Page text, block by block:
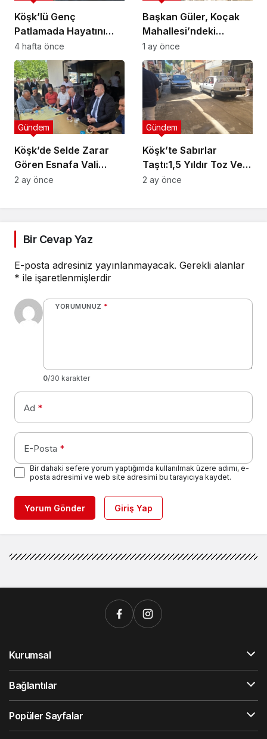
Köşk’lü Genç
Patlamada Hayatını
Kaybetti
4 hafta önce
Başkan Güler, Koçak
Mahallesi’ndeki
Çalışmaları İnceledi
1 ay önce
Köşk’de Selde Zarar
Gören Esnafa Vali
Güvencesi
Gündem
2 ay önce
Köşk’te Sabırlar
Taştı:1,5 Yıldır Toz Ve
Çamurlar Yaşıyoruz
Gündem
2 ay önce
Bir Cevap Yaz
E-posta adresiniz yayınlanmayacak. Gerekli alanlar
* ile işaretlenmişlerdir
YORUMUNUZ *
0/30 karakter
Ad *
E-Posta *
Bir dahaki sefere yorum yaptığımda kullanılmak üzere adımı, e-
posta adresimi ve web site adresimi bu tarayıcıya kaydet.
Yorum Gönder Giriş Yap
Kurumsal
Bağlantılar
Popüler Sayfalar